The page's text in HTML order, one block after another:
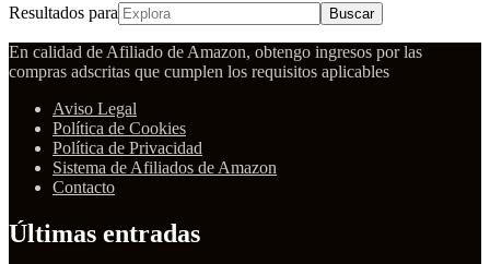
Resultados para Buscar
En calidad de Afiliado de Amazon, obtengo ingresos por las
compras adscritas que cumplen los requisitos aplicables
Aviso Legal
Política de Cookies
Política de Privacidad
Sistema de Afiliados de Amazon
Contacto
Últimas entradas